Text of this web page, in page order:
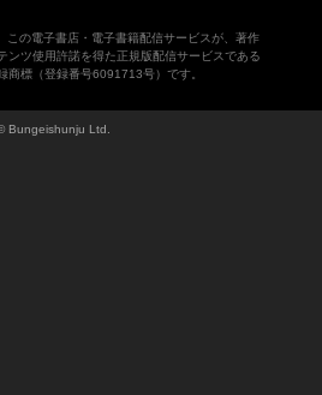
この電子書店・電子書籍配信サービスが、著作
ンツ使用許諾を得た正規版配信サービスである
商標（登録番号6091713号）です。
Bungeishunju Ltd.